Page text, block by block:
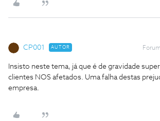
CP001 AUTOR
Insisto neste tema, já que é de gravidade
clientes NOS afetados. Uma falha destas
empresa.